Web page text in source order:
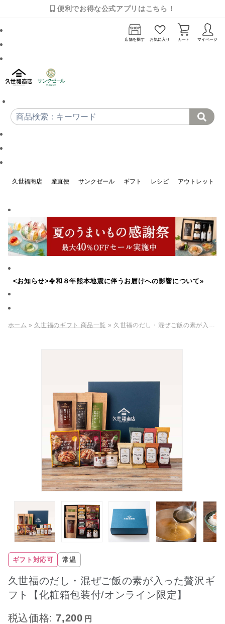
便利でお得な公式アプリはこちら！
店舗を探す お気に入り カート マイページ
久世福商店 産直便 サンクゼール ギフト レシピ アウトレット
<お知らせ>令和８年熊本地震に伴うお届けへの影響について»
ホーム » 久世福のギフト 商品一覧 » 久世福のだし・混ぜご飯の素が入った贅沢ギフト
ギフト対応可 常温
久世福のだし・混ぜご飯の素が入った贅沢ギ
フト【化粧箱包装付/オンライン限定】
税込価格: 7,200